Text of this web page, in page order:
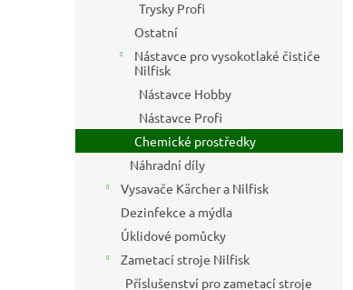
Trysky Profi
Ostatní
Nástavce pro vysokotlaké čističe
Nilfisk
Nástavce Hobby
Nástavce Profi
Chemické prostředky
Náhradní díly
Vysavače Kärcher a Nilfisk
Dezinfekce a mýdla
Úklidové pomůcky
Zametací stroje Nilfisk
Příslušenství pro zametací stroje